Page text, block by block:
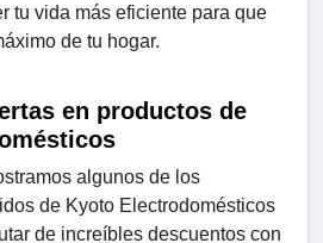
tu vida más eficiente para que
de tu hogar.
en productos de
algunos de los
de Kyoto Electrodomésticos
de increíbles descuentos con